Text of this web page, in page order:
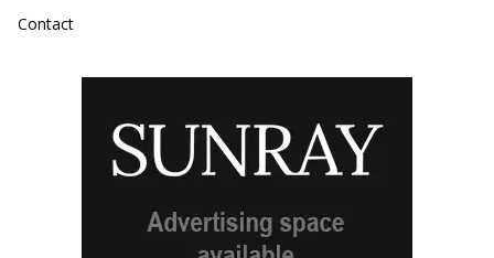
Contact